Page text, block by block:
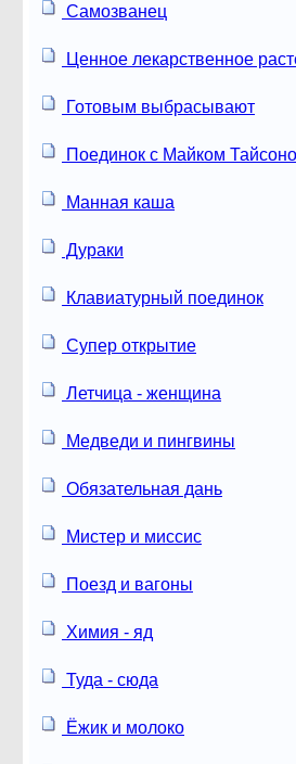
Самозванец
Ценное лекарственное
Готовым выбрасывают
Поединок с Майком
Манная каша
Дураки
Клавиатурный поединок
Супер открытие
Летчица - женщина
Медведи и пингвины
Обязательная дань
Мистер и миссис
Поезд и вагоны
Химия - яд
Туда - сюда
Ёжик и молоко